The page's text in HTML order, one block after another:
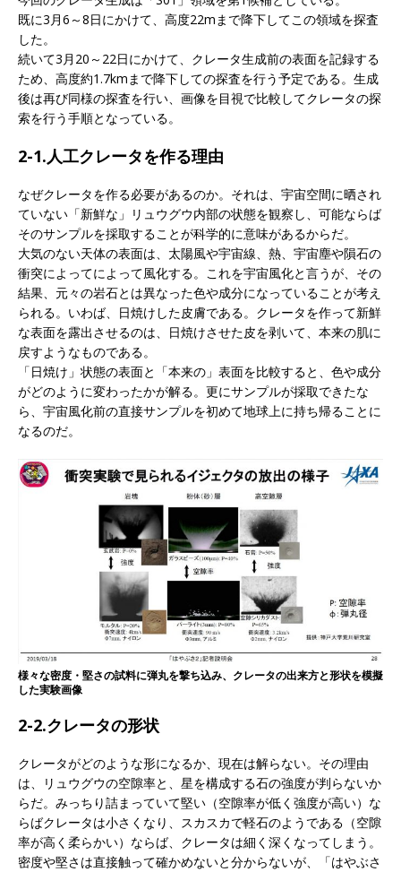
既に3月6～8日にかけて、高度22mまで降下してこの領域を探査
した。
続いて3月20～22日にかけて、クレータ生成前の表面を記録する
ため、高度約1.7kmまで降下しての探査を行う予定である。生成
後は再び同様の探査を行い、画像を目視で比較してクレータの探
索を行う手順となっている。
2-1.人工クレータを作る理由
なぜクレータを作る必要があるのか。それは、宇宙空間に晒され
ていない「新鮮な」リュウグウ内部の状態を観察し、可能ならば
そのサンプルを採取することが科学的に意味があるからだ。
大気のない天体の表面は、太陽風や宇宙線、熱、宇宙塵や隕石の
衝突によってによって風化する。これを宇宙風化と言うが、その
結果、元々の岩石とは異なった色や成分になっていることが考え
られる。いわば、日焼けした皮膚である。クレータを作って新鮮
な表面を露出させるのは、日焼けさせた皮を剥いて、本来の肌に
戻すようなものである。
「日焼け」状態の表面と「本来の」表面を比較すると、色や成分
がどのように変わったかが解る。更にサンプルが採取できたな
ら、宇宙風化前の直接サンプルを初めて地球上に持ち帰ることに
なるのだ。
様々な密度・堅さの試料に弾丸を撃ち込み、クレータの出来方と形状を模擬
した実験画像
2-2.クレータの形状
クレータがどのような形になるか、現在は解らない。その理由
は、リュウグウの空隙率と、星を構成する石の強度が判らないか
らだ。みっちり詰まっていて堅い（空隙率が低く強度が高い）な
らばクレータは小さくなり、スカスカで軽石のようである（空隙
率が高く柔らかい）ならば、クレータは細く深くなってしまう。
密度や堅さは直接触って確かめないと分からないが、「はやぶさ